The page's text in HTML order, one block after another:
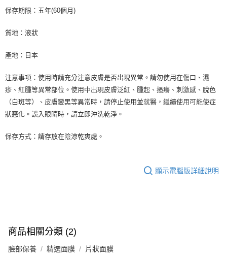
保存期限：五年(60個月)
質地：液狀
產地：日本
注意事項：使用時請充分注意皮膚是否出現異常。請勿使用在傷口、濕
疹、紅腫等異常部位。使用中出現皮膚泛紅、腫起、搔癢、刺激感、脫色
（白斑等）、皮膚變黑等異常時，請停止使用並就醫，繼續使用可能使症
狀惡化。誤入眼睛時，請立即沖洗乾淨。
保存方式：請存放在陰涼乾爽處。
顯示電腦版詳細說明
商品相關分類 (2)
臉部保養 精選面膜 片狀面膜